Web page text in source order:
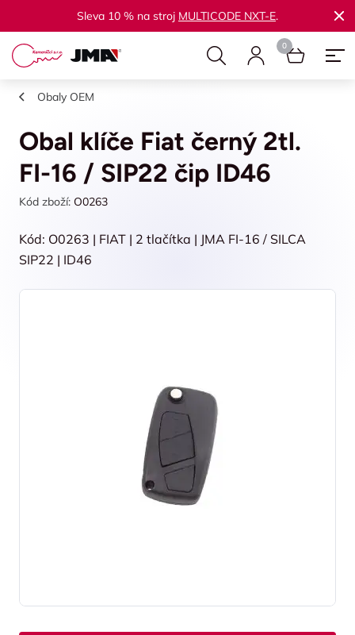
Sleva 10 % na stroj MULTICODE NXT-E.
Obaly OEM
Obal klíče Fiat černý 2tl.
FI-16 / SIP22 čip ID46
Kód zboží: O0263
Kód: O0263 | FIAT | 2 tlačítka | JMA FI-16 / SILCA
SIP22 | ID46